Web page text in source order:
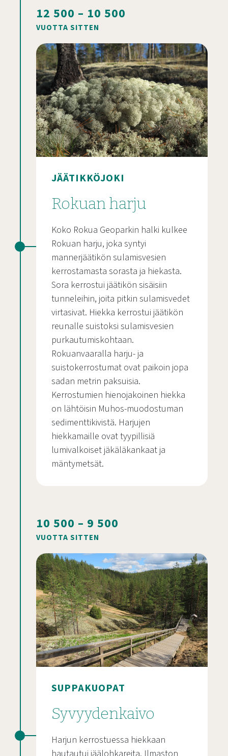
12 500 – 10 500
VUOTTA SITTEN
JÄÄTIKKÖJOKI
Rokuan harju
Koko Rokua Geoparkin halki kulkee
Rokuan harju, joka syntyi
mannerjäätikön sulamisvesien
kerrostamasta sorasta ja hiekasta.
Sora kerrostui jäätikön sisäisiin
tunneleihin, joita pitkin sulamisvedet
virtasivat. Hiekka kerrostui jäätikön
reunalle suistoksi sulamisvesien
purkautumiskohtaan.
Rokuanvaaralla harju- ja
suistokerrostumat ovat paikoin jopa
sadan metrin paksuisia.
Kerrostumien hienojakoinen hiekka
on lähtöisin Muhos-muodostuman
sedimenttikivistä. Harjujen
hiekkamaille ovat tyypillisiä
lumivalkoiset jäkäläkankaat ja
mäntymetsät.
10 500 – 9 500
VUOTTA SITTEN
SUPPAKUOPAT
Syvyydenkaivo
Harjun kerrostuessa hiekkaan